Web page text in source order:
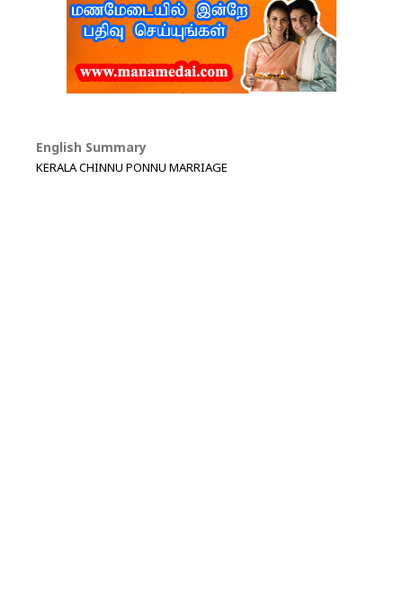
English Summary
KERALA CHINNU PONNU MARRIAGE